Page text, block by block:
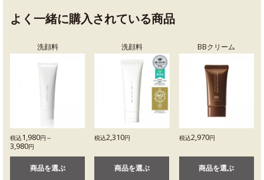
よく一緒に購入されている商品
洗顔料
税込1,980円～
3,980円
商品を選ぶ
洗顔料
税込2,310円
商品を選ぶ
BBクリーム
税込2,970円
商品を選ぶ